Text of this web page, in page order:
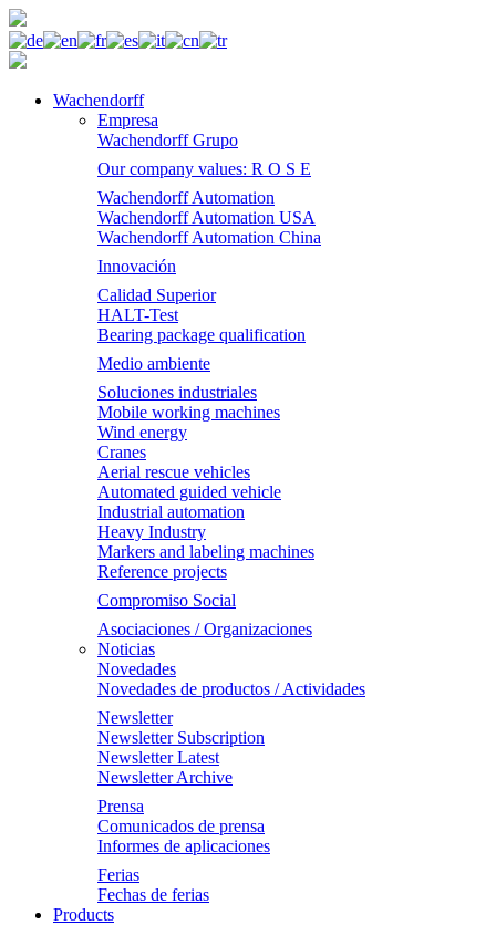
Wachendorff
Empresa
Wachendorff Grupo
Our company values: R O S E
Wachendorff Automation
Wachendorff Automation USA
Wachendorff Automation China
Innovación
Calidad Superior
HALT-Test
Bearing package qualification
Medio ambiente
Soluciones industriales
Mobile working machines
Wind energy
Cranes
Aerial rescue vehicles
Automated guided vehicle
Industrial automation
Heavy Industry
Markers and labeling machines
Reference projects
Compromiso Social
Asociaciones / Organizaciones
Noticias
Novedades
Novedades de productos / Actividades
Newsletter
Newsletter Subscription
Newsletter Latest
Newsletter Archive
Prensa
Comunicados de prensa
Informes de aplicaciones
Ferias
Fechas de ferias
Products